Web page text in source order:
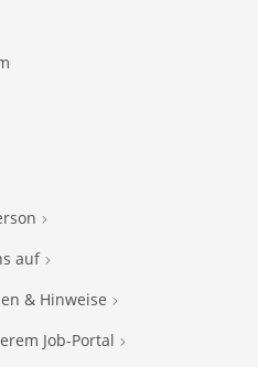
auf
& Hinweise
Job-Portal